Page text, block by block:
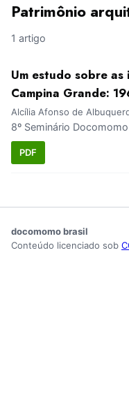
Patrimônio
1 artigo
Um estudo sobre
Campina Grande:
Alcília Afonso de
8º Seminário
PDF
docomomo brasil
Conteúdo licenciado sob